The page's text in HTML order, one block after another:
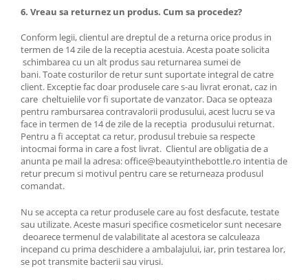
6. Vreau sa returnez un produs. Cum sa procedez?
Conform legii, clientul are dreptul de a returna orice produs in
termen de 14 zile de la receptia acestuia. Acesta poate solicita
schimbarea cu un alt produs sau returnarea sumei de
bani. Toate costurilor de retur sunt suportate integral de catre
client. Exceptie fac doar produsele care s-au livrat eronat, caz in
care cheltuielile vor fi suportate de vanzator. Daca se opteaza
pentru rambursarea contravalorii produsului, acest lucru se va
face in termen de 14 de zile de la receptia produsului returnat.
Pentru a fi acceptat ca retur, produsul trebuie sa respecte
intocmai forma in care a fost livrat. Clientul are obligatia de a
anunta pe mail la adresa: office@beautyinthebottle.ro intentia de
retur precum si motivul pentru care se returneaza produsul
comandat.
Nu se accepta ca retur produsele care au fost desfacute, testate
sau utilizate. Aceste masuri specifice cosmeticelor sunt necesare
deoarece termenul de valabilitate al acestora se calculeaza
incepand cu prima deschidere a ambalajului, iar, prin testarea lor,
se pot transmite bacterii sau virusi.